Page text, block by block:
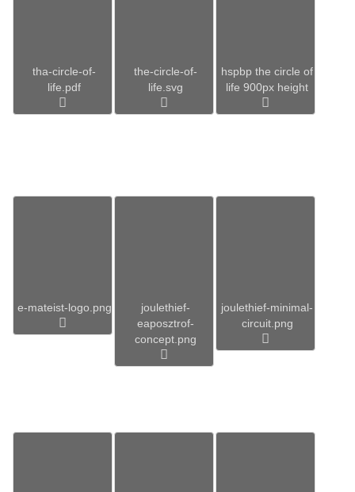
tha-circle-of-
life.pdf
the-circle-of-
life.svg
hspbp the circle of
life 900px height
e-mateist-logo.png
joulethief-
eaposztrof-
concept.png
joulethief-minimal-
circuit.png